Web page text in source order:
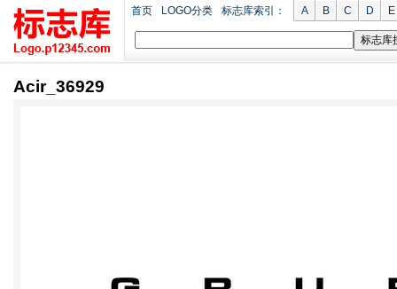
首页 LOGO分类 标志库索引： A B C D E
Acir_36929